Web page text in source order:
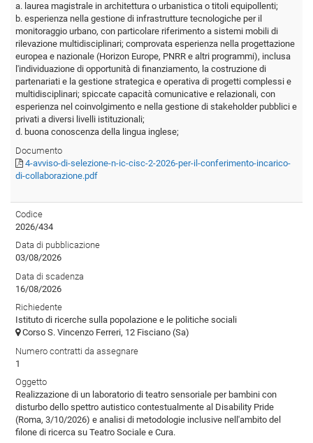
a. laurea magistrale in architettura o urbanistica o titoli equipollenti;
b. esperienza nella gestione di infrastrutture tecnologiche per il
monitoraggio urbano, con particolare riferimento a sistemi mobili di
rilevazione multidisciplinari; comprovata esperienza nella progettazione
europea e nazionale (Horizon Europe, PNRR e altri programmi), inclusa
l'individuazione di opportunità di finanziamento, la costruzione di
partenariati e la gestione strategica e operativa di progetti complessi e
multidisciplinari; spiccate capacità comunicative e relazionali, con
esperienza nel coinvolgimento e nella gestione di stakeholder pubblici e
privati a diversi livelli istituzionali;
d. buona conoscenza della lingua inglese;
Documento
4-avviso-di-selezione-n-ic-cisc-2-2026-per-il-conferimento-incarico-
di-collaborazione.pdf
Codice
2026/434
Data di pubblicazione
03/08/2026
Data di scadenza
16/08/2026
Richiedente
Istituto di ricerche sulla popolazione e le politiche sociali
Corso S. Vincenzo Ferreri, 12 Fisciano (Sa)
Numero contratti da assegnare
1
Oggetto
Realizzazione di un laboratorio di teatro sensoriale per bambini con
disturbo dello spettro autistico contestualmente al Disability Pride
(Roma, 3/10/2026) e analisi di metodologie inclusive nell'ambito del
filone di ricerca su Teatro Sociale e Cura.